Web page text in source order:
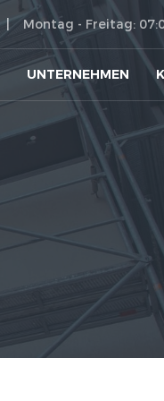
UNTERNEHMEN
Montag - Freitag: